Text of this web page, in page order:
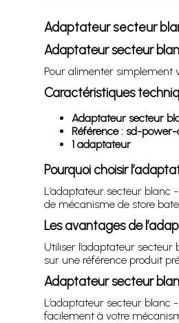
Adaptateur secteur
Adaptateur secteur
Pour alimenter simplement
Caractéristiques
Adaptateur secteur
Référence : sd-
1 adaptateur
Pourquoi choisir
L’adaptateur secteur blanc
de mécanisme de store
Les avantages de
Utiliser l’adaptateur
sur une référence produit
Adaptateur secteur
L’adaptateur secteur blanc
facilement à votre